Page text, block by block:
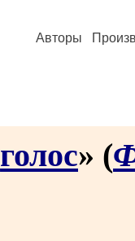
Авторы
голос» (